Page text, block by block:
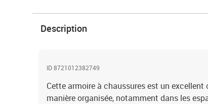
Description
ID 8721012382749
Cette armoire à chaussures est un
manière organisée, notamment dans les